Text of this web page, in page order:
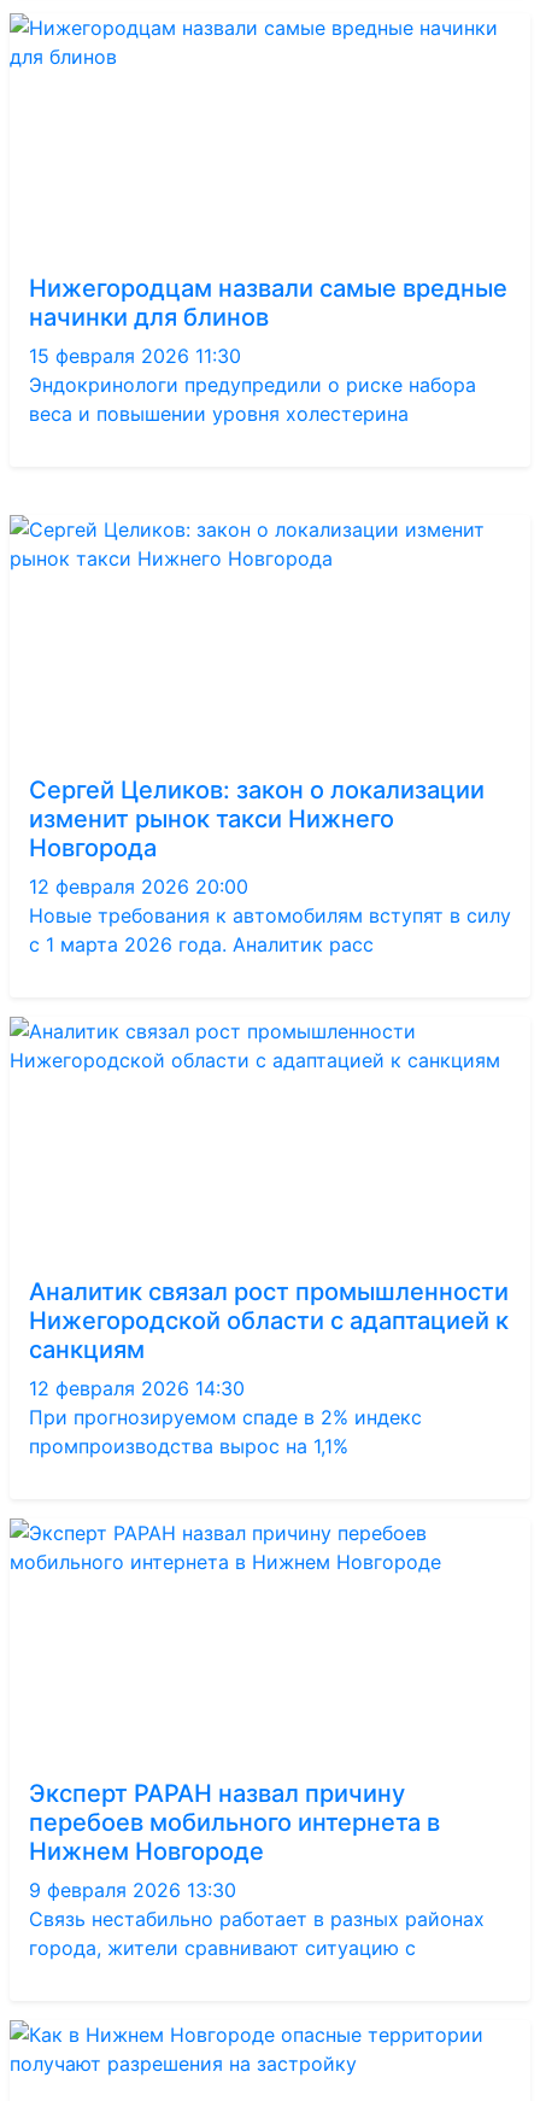
Нижегородцам назвали самые вредные
начинки для блинов
15 февраля 2026 11:30
Эндокринологи предупредили о риске набора
веса и повышении уровня холестерина
Сергей Целиков: закон о локализации
изменит рынок такси Нижнего
Новгорода
12 февраля 2026 20:00
Новые требования к автомобилям вступят в силу
с 1 марта 2026 года. Аналитик расс
Аналитик связал рост промышленности
Нижегородской области с адаптацией к
санкциям
12 февраля 2026 14:30
При прогнозируемом спаде в 2% индекс
промпроизводства вырос на 1,1%
Эксперт РАРАН назвал причину
перебоев мобильного интернета в
Нижнем Новгороде
9 февраля 2026 13:30
Связь нестабильно работает в разных районах
города, жители сравнивают ситуацию с